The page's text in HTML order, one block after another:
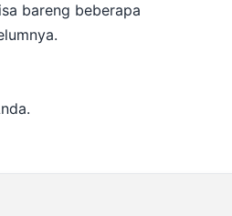
bareng beberapa